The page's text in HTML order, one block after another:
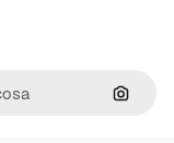
Cerca